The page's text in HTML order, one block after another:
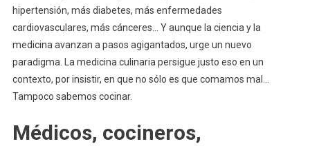
hipertensión, más diabetes, más enfermedades
cardiovasculares, más cánceres… Y aunque la ciencia y la
medicina avanzan a pasos agigantados, urge un nuevo
paradigma. La medicina culinaria persigue justo eso en un
contexto, por insistir, en que no sólo es que comamos mal…
Tampoco sabemos cocinar.
Médicos, cocineros,